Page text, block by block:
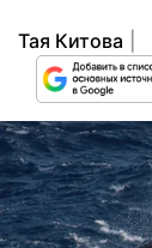
Тая Китова